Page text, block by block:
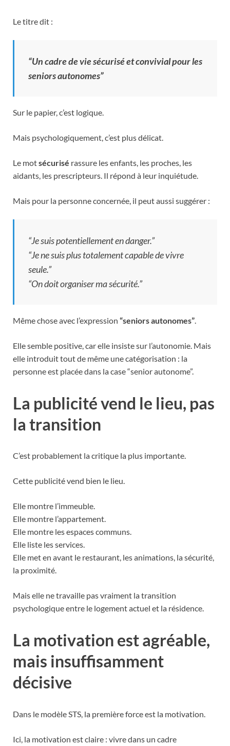
Le titre dit :
“Un cadre de vie sécurisé et convivial pour les
seniors autonomes”
Sur le papier, c’est logique.
Mais psychologiquement, c’est plus délicat.
Le motsécurisé rassure les enfants, les proches, les
aidants, les prescripteurs. Il répond à leur inquiétude.
Mais pour la personne concernée, il peut aussi suggérer :
“Je suis potentiellement en danger.”
“Je ne suis plus totalement capable de vivre
seule.”
“On doit organiser ma sécurité.”
Même chose avec l’expression “seniors autonomes”
Elle semble positive, car elle insiste sur l’autonomie. Mais
elle introduit tout de même une catégorisation : la
personne est placée dans la case “senior autonome”.
La publicité vend le lieu, pas
la transition
C’est probablement la critique la plus importante.
Cette publicité vend bien le lieu.
Elle montre l’immeuble.
Elle montre l’appartement.
Elle montre les espaces communs.
Elle liste les services.
Elle met en avant le restaurant, les animations, la sécurité,
la proximité.
Mais elle ne travaille pas vraiment la transition
psychologique entre le logement actuel et la résidence.
La motivation est agréable,
mais insuffisamment
décisive
Dans le modèle STS, la première force est la motivation.
Ici, la motivation est claire : vivre dans un cadre